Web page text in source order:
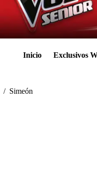
Inicio Exclusivos
/ Simeón